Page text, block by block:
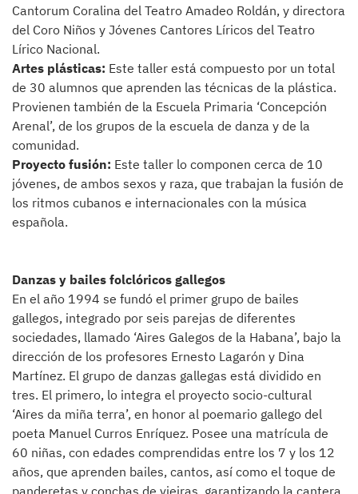
Cantorum Coralina del Teatro Amadeo Roldán, y directora
del Coro Niños y Jóvenes Cantores Líricos del Teatro
Lírico Nacional.
Artes plásticas: Este taller está compuesto por un total
de 30 alumnos que aprenden las técnicas de la plástica.
Provienen también de la Escuela Primaria ‘Concepción
Arenal’, de los grupos de la escuela de danza y de la
comunidad.
Proyecto fusión: Este taller lo componen cerca de 10
jóvenes, de ambos sexos y raza, que trabajan la fusión de
los ritmos cubanos e internacionales con la música
española.
Danzas y bailes folclóricos gallegos
En el año 1994 se fundó el primer grupo de bailes
gallegos, integrado por seis parejas de diferentes
sociedades, llamado ‘Aires Galegos de la Habana’, bajo la
dirección de los profesores Ernesto Lagarón y Dina
Martínez. El grupo de danzas gallegas está dividido en
tres. El primero, lo integra el proyecto socio-cultural
‘Aires da miña terra’, en honor al poemario gallego del
poeta Manuel Curros Enríquez. Posee una matrícula de
60 niñas, con edades comprendidas entre los 7 y los 12
años, que aprenden bailes, cantos, así como el toque de
panderetas y conchas de vieiras, garantizando la cantera